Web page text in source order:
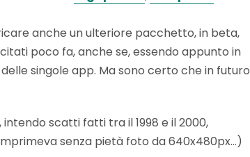
anche un ulteriore pacchetto, in beta,
poco fa, anche se, essendo appunto in
singole app. Ma sono certo che in futuro
scatti fatti tra il 1998 e il 2000,
senza pietà foto da 640x480px…)